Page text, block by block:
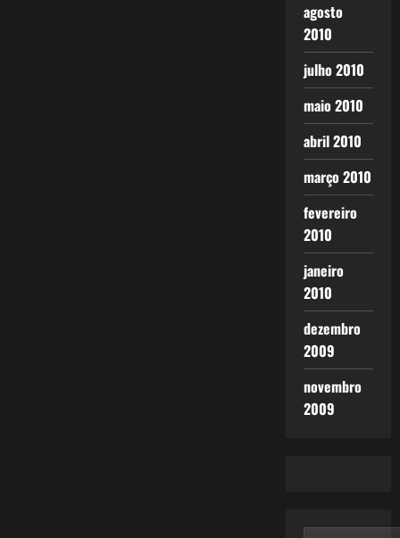
agosto
2010
julho 2010
maio 2010
abril 2010
março 2010
fevereiro
2010
janeiro
2010
dezembro
2009
novembro
2009